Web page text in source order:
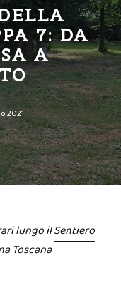
7: DA
A
2021
lungo ilSentiero
Toscana